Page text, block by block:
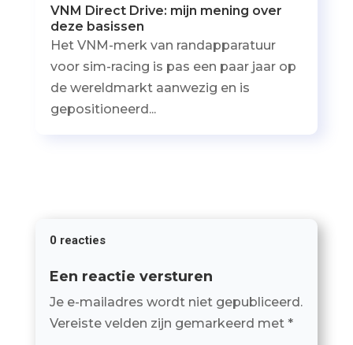
VNM Direct Drive: mijn mening over
deze basissen
Het VNM-merk van randapparatuur
voor sim-racing is pas een paar jaar op
de wereldmarkt aanwezig en is
gepositioneerd...
0 reacties
Een reactie versturen
Je e-mailadres wordt niet gepubliceerd.
Vereiste velden zijn gemarkeerd met *